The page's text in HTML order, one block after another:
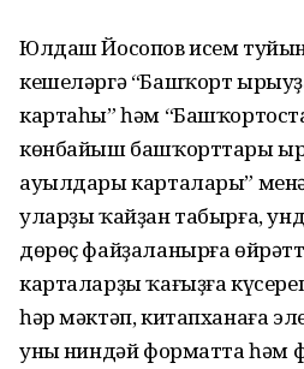
Юлдаш Йосопов исем
кешеләргә “Башҡорт
картаһы” һәм
көнбайыш башҡорттары
ауылдары карталары”
уларҙы ҡайҙан табырға,
дөрөҫ файҙаланырға
карталарҙы ҡағыҙға
һәр мәктәп, китапханаға
уның ниндәй форматта һәм